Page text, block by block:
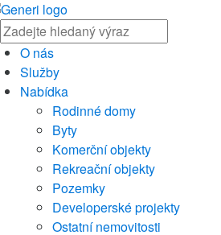
O nás
Služby
Nabídka
Rodinné domy
Byty
Komerční objekty
Rekreační objekty
Pozemky
Developerské projekty
Ostatní nemovitosti